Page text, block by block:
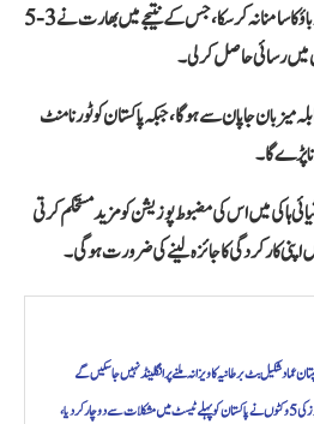
پاکستانی دفاع آخری لمحات میں بھارتی دباؤ کا سامنا نہ کر سکا، جس کے نتیجے میں بھارت نے 3-5
رسائی حاصل کر لی۔
میزبان جاپان سے ہوگا، جبکہ پاکستان کو ٹورنامنٹ
پڑے گا۔
ہاکی میں اس کی مضبوط پوزیشن کو مزید مستحکم کرتی
اپنی کارکردگی کا جائزہ لینے کی ضرورت ہوگی۔
عماد شکیل بٹ برطانیہ کا ویزا نہ ملنے پر انگلینڈ نہیں جا سکیں گے
شان مسعود کی سنچری رائیگاں، جسٹن گریوز کی 5 وکٹوں نے پاکستان کو پہلے ٹیسٹ میں مشکلات سے دوچار کر دیا،